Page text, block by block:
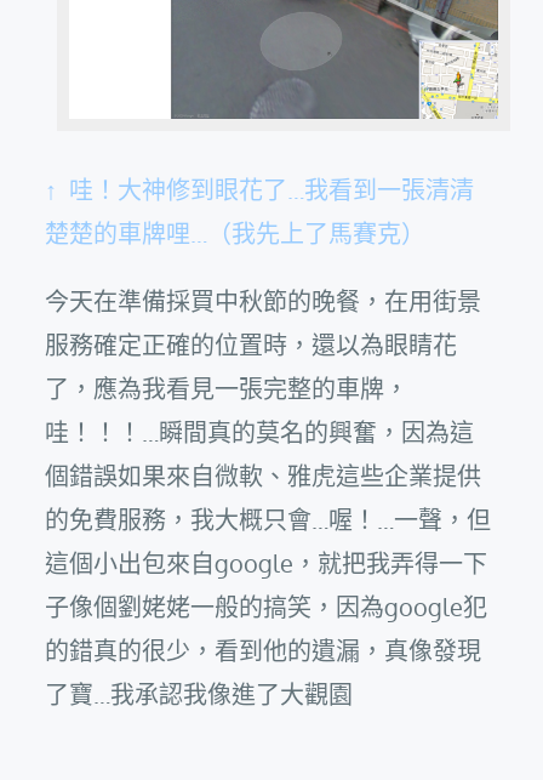
↑ 哇！大神修到眼花了…我看到一張清清
楚楚的車牌哩…（我先上了馬賽克）
今天在準備採買中秋節的晚餐，在用街景
服務確定正確的位置時，還以為眼睛花
了，應為我看見一張完整的車牌，
哇！！！…瞬間真的莫名的興奮，因為這
個錯誤如果來自微軟、雅虎這些企業提供
的免費服務，我大概只會…喔！…一聲，但
這個小出包來自google，就把我弄得一下
子像個劉姥姥一般的搞笑，因為google犯
的錯真的很少，看到他的遺漏，真像發現
了寶…我承認我像進了大觀園